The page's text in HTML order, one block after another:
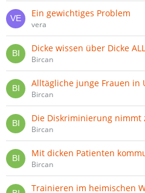
Ein gewichtiges Problem
vera
Dicke wissen über Dicke
Bircan
Alltägliche junge Frauen in
Bircan
Die Diskriminierung nimmt
Bircan
Mit dicken Patienten
Bircan
Trainieren im heimischen